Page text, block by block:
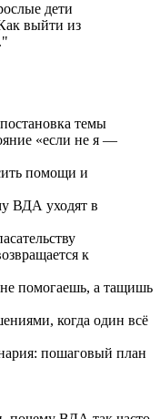
дети
выйти из
темы
«если не я —
помощи и
ВДА уходят в
к
помогаешь, а тащишь
когда один всё
пошаговый план